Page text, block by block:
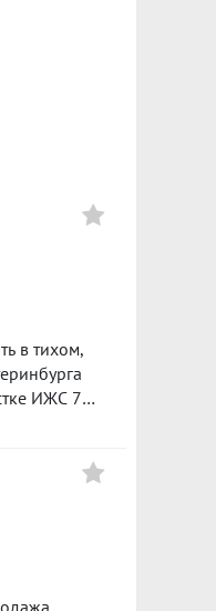
в тихом,
ИЖС 7
с
сразу
есть